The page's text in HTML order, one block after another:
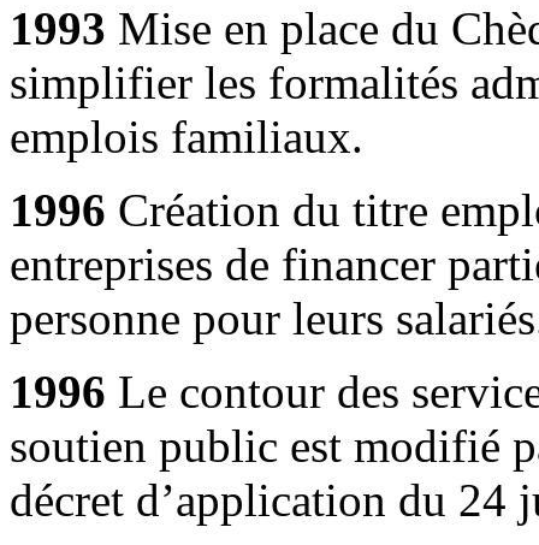
1993 Mise en place du
simplifier les formalités
emplois familiaux.
1996 Création du titre
entreprises de financer
personne pour leurs
1996 Le contour des
soutien public est modifié
décret d’application du 24